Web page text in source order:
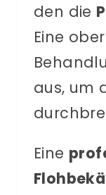
den die
Eine
aus, um
Eine